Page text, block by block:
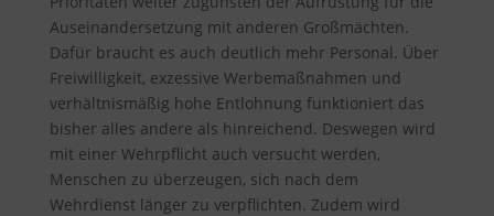
Auseinandersetzung mit anderen Großmächten.
Dafür braucht es auch deutlich mehr Personal. Über
Freiwilligkeit, exzessive Werbemaßnahmen und
verhältnismäßig hohe Entlohnung funktioniert das
bisher alles andere als hinreichend. Deswegen wird
mit einer Wehrpflicht auch versucht werden,
Menschen zu überzeugen, sich nach dem
Wehrdienst länger zu verpflichten. Zudem wird